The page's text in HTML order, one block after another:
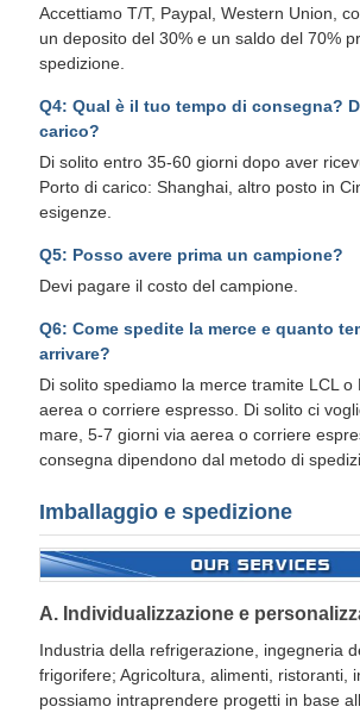
Accettiamo T/T, Paypal, Western Union,
un deposito del 30% e un saldo del 70%
spedizione.
Q4: Qual è il tuo tempo di consegna?
carico?
Di solito entro 35-60 giorni dopo aver
Porto di carico: Shanghai, altro posto in
esigenze.
Q5: Posso avere prima un campione?
Devi pagare il costo del campione.
Q6: Come spedite la merce e quanto
arrivare?
Di solito spediamo la merce tramite LCL o
aerea o corriere espresso. Di solito ci
mare, 5-7 giorni via aerea o corriere
consegna dipendono dal metodo di
Imballaggio e spedizione
A. Individualizzazione e
Industria della refrigerazione, ingegneria
frigorifere; Agricoltura, alimenti, ristoranti,
possiamo intraprendere progetti in base